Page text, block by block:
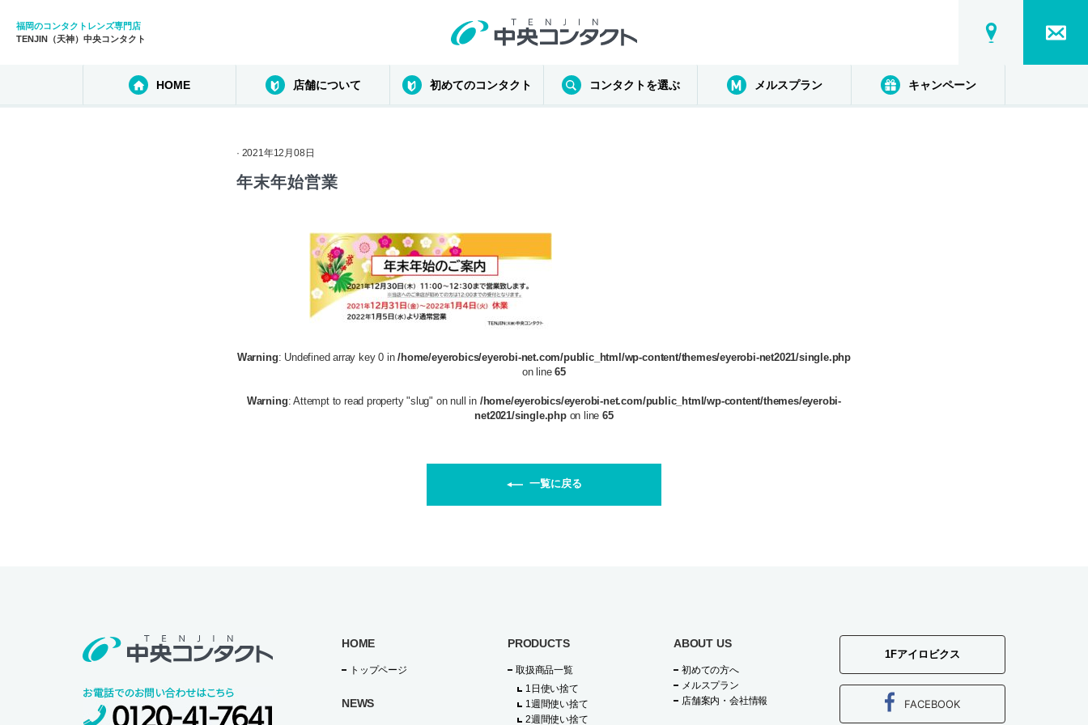
福岡のコンタクトレンズ専門店
TENJIN（天神）中央コンタクト
HOME 店舗について 初めてのコンタクト コンタクトを選ぶ メルスプラン キャンペーン
· 2021年12月08日
年末年始営業
Warning: Undefined array key 0 in/home/eyerobics/eyerobi-net.com/public_html/wp-content/themes/eyerobi-net2021/single.php
on line65
Warning: Attempt to read property "slug" on null in /home/eyerobics/eyerobi-net.com/public_html/wp-content/themes/eyerobi-
net2021/single.phpon line65
一覧に戻る
HOME
トップページ
NEWS
PRODUCTS
取扱商品一覧
1日使い捨て
1週間使い捨て
2週間使い捨て
ABOUT US
初めての方へ
メルスプラン
店舗案内・会社情報
1Fアイロビクス
FACEBOOK